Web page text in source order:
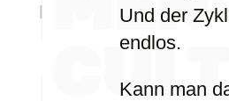
Und der
endlos.
Kann man